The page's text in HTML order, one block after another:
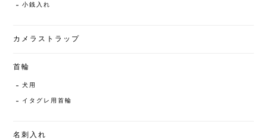
小銭入れ
カメラストラップ
首輪
犬用
イタグレ用首輪
名刺入れ